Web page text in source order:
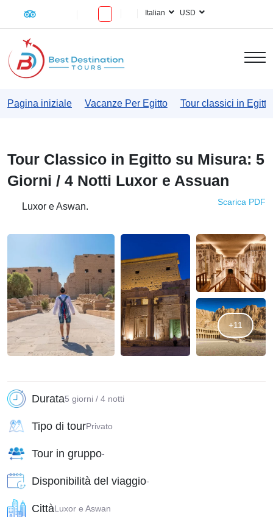
Italian USD
Pagina iniziale Vacanze Per Egitto Tour classici in Egitto
Tour Classico in Egitto su Misura: 5
Giorni / 4 Notti Luxor e Assuan
Luxor e Aswan. Scarica PDF
+11
Durata5 giorni / 4 notti
Tipo di tourPrivato
Tour in gruppo-
Disponibilità del viaggio-
CittàLuxor e Aswan